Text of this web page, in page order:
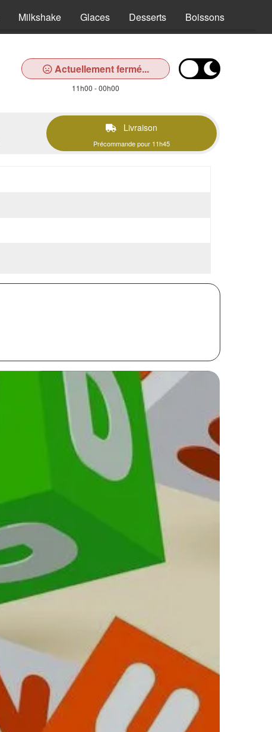
Milkshake Glaces Desserts Boissons
Actuellement fermé...
11h00 - 00h00
Livraison
Précommande pour 11h45